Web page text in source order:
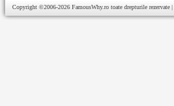
Copyright ©2006-2026 FamousWhy.ro toate drepturile rezervate |